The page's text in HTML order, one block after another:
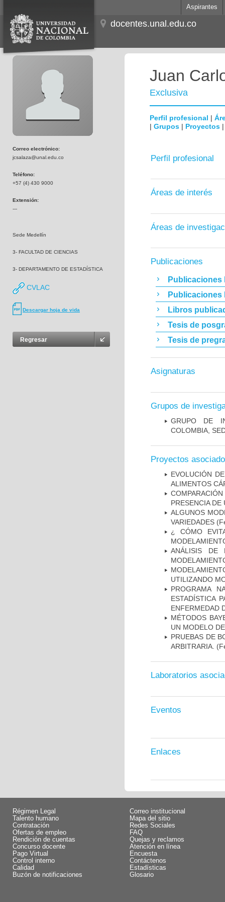
Aspirantes
docentes.unal.edu.co
Correo electrónico:
jcsalaza@unal.edu.co
Teléfono:
+57 (4) 430 9000
Extensión:
---
Sede Medellín
3- FACULTAD DE CIENCIAS
3- DEPARTAMENTO DE ESTADÍSTICA
CVLAC
Descargar hoja de vida
Regresar
Juan
Exclusiva
Perfil profesional |
| Grupos | Proyectos
Perfil profesional
Áreas de interés
Áreas de
Publicaciones
Publicaciones
Publicaciones
Libros
Tesis de
Tesis de
Asignaturas
Grupos de
GRUPO DE
COLOMBIA,
Proyectos
EVOLUCIÓN
ALIMENTOS
PRESENCIA DE
ALGUNOS
VARIEDADES
¿ CÓMO
ANÁLISIS DE
UTILIZANDO
PROGRAMA
ESTADÍSTICA
ENFERMEDAD
MÉTODOS
UN MODELO
PRUEBAS DE
ARBITRARIA.
Laboratorios
Eventos
Enlaces
Régimen Legal
Talento humano
Contratación
Ofertas de empleo
Rendición de cuentas
Concurso docente
Pago Virtual
Control interno
Calidad
Buzón de notificaciones
Correo institucional
Mapa del sitio
Redes Sociales
FAQ
Quejas y reclamos
Atención en línea
Encuesta
Contáctenos
Estadísticas
Glosario